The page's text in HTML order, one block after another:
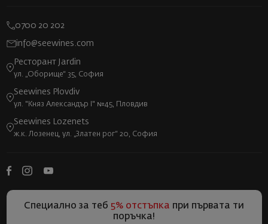
0700 20 202
info@seewines.com
Ресторант Jardin
ул. „Оборище“ 35, София
Seewines Plovdiv
ул. "Княз Александър I" №45, Пловдив
Seewines Lozenets
ж.к. Лозенец, ул. „Златен рог“ 20, София
Специално за теб 5% отстъпка при първата ти
поръчка!